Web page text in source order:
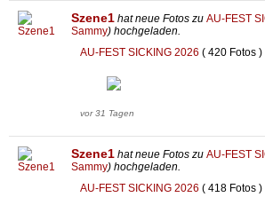
Szene1 hat neue Fotos zu AU-FEST
Sammy) hochgeladen.
AU-FEST SICKING 2026 ( 420 Fotos )
vor 31 Tagen
Szene1 hat neue Fotos zu AU-FEST
Sammy) hochgeladen.
AU-FEST SICKING 2026 ( 418 Fotos )